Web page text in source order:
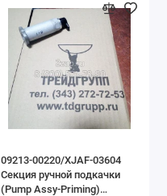
09213-00220/XJAF-03604
Секция ручной подкачки
(Pump Assy-Priming)